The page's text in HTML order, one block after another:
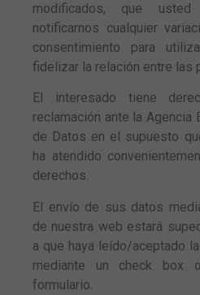
modificados, que
notificarnos cualquier
consentimiento para
fidelizar la relación entre las
El interesado tiene
reclamación ante la Agencia
de Datos en el supuesto
ha atendido
derechos.
El envío de sus datos
de nuestra web estará
a que haya leído/aceptado
mediante un check box
formulario.